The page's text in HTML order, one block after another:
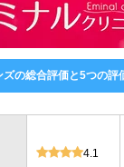
の総合評価と5つの評
4.1